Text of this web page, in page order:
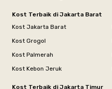
Kost Terbaik di Jakarta Barat
Kost Jakarta Barat
Kost Grogol
Kost Palmerah
Kost Kebon Jeruk
Kost Terbaik di Jakarta Timur